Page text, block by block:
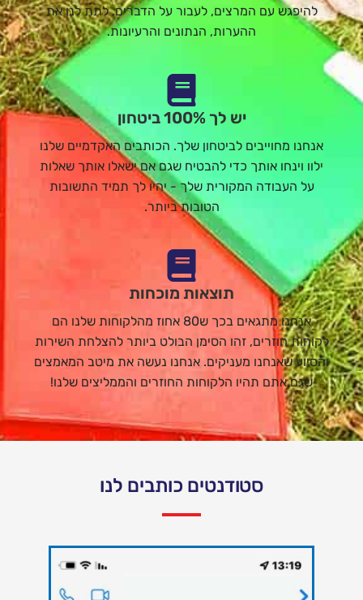
להיפגש עם המרצים, לעבור על הדברים, לתת לנו את
ההערות, הנתונים והרעיונות.
יש לך 100% ביטחון
אנחנו מחוייבים לביטחון שלך. הכותבים האקדמיים שלנו
ילוו וינחו אותך כדי להבטיח שגם אם ישאלו אותך שאלות
על העבודה המקורית שלך - יהיו לך תמיד התשובות
הטובות ביותר.
תוצאות מוכחות
אנחנו מתגאים בכך ש80 אחוז מהלקוחות שלנו הם
לקוחות חוזרים, זהו הסימן הבולט ביותר להצלחת השירות
והסיוע שאנחנו מעניקים. אנחנו נעשה את מיטב המאמצים
שגם אתם תהיו הלקוחות החוזרים והממליצים שלנו!
סטודנטים כותבים לנו